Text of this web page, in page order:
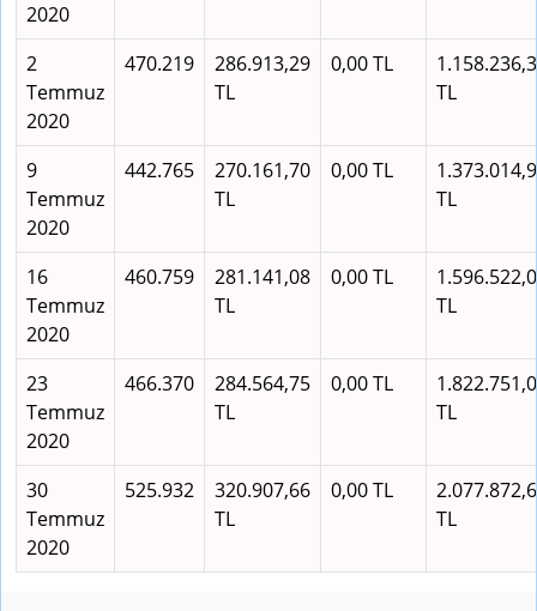
2020
2
Temmuz
2020
470.219
286.913,29
TL
0,00 TL
TL
9
Temmuz
2020
442.765
270.161,70
TL
0,00 TL
TL
16
Temmuz
2020
460.759
281.141,08
TL
0,00 TL
TL
23
Temmuz
2020
466.370
284.564,75
TL
0,00 TL
TL
30
Temmuz
2020
525.932
320.907,66
TL
0,00 TL
TL